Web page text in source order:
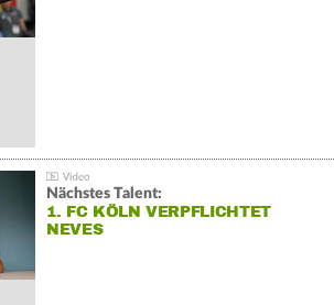
Nächstes Talent:
1. FC KÖLN VERPFLICHTET
NEVES